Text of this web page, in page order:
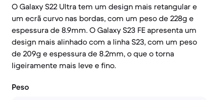
O Galaxy S22 Ultra tem um design mais retangular e
um ecrã curvo nas bordas, com um peso de 228g e
espessura de 8.9mm. O Galaxy S23 FE apresenta um
design mais alinhado com a linha S23, com um peso
de 209g e espessura de 8.2mm, o que o torna
ligeiramente mais leve e fino.
Peso